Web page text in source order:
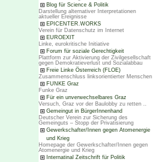
Blog für Science & Politik
Darstellung alternativer Interpretationen
aktueller Ereignisse
EPICENTER.WORKS
Verein für Datenschutz im Internet
EUROEXIT
Linke, eurokritische Initiative
Forum für soziale Gerechtigkeit
Plattform zur Aktivierung der Zivilgesellschaft
gegen Demokratieverlust und Sozialabbau
Freie Linke Österreich (FLOE)
Zusammenschluss linksorientierter Menschen
FUNKE Graz
Funke Graz
Für ein unverwechselbares Graz
Versuch, Graz vor der Baulobby zu retten ..
Gemeingut in BürgerInnenhand
Deutscher Verein zur Sicherung des
Gemeinguts – Stopp der Privatisierung
Gewerkschafter/Innen gegen Atomenergie
und Krieg
Homepage der Gewerkschafter/Innen gegen
Atomenergie und Krieg
Internatinal Zeitschrift für Politik